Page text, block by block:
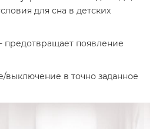
для сна в детских
- предотвращает появление
выключение в точно заданное